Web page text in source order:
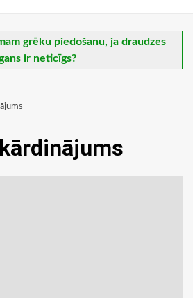
grēku piedošanu, ja draudzes
ir neticīgs?